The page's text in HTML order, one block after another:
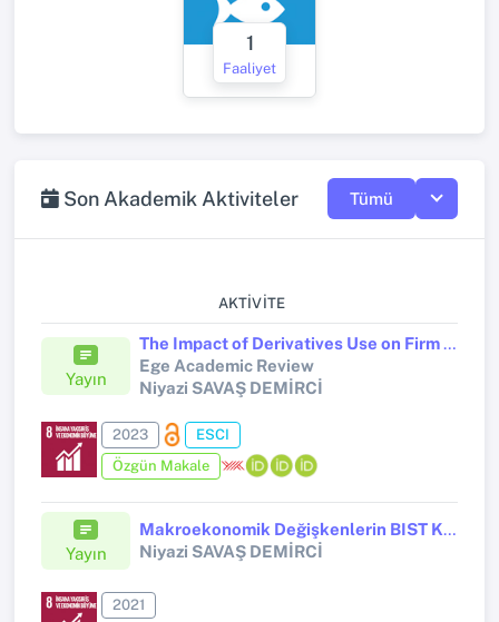
1
Faaliyet
Son Akademik Aktiviteler Tümü
AKTIVITE
Yayın
The Impact of Derivatives Use on Firm Value: Do Smaller Firms Benefit More? (Evidence from Borsa Istanbul)
Ege Academic Review
Niyazi SAVAŞ DEMİRCİ
2023
ESCI
Özgün Makale
Yayın
Makroekonomik Değişkenlerin BIST KOBİ Sanayi Endeksine Etkisi: BIST 100 Endeksi ile Karşılaştırmalı Eşbütünleşme Analizi
Niyazi SAVAŞ DEMİRCİ
2021